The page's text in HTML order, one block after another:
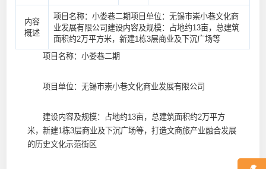
内容
概述
项目名称：小娄巷二期项目单位：无锡市崇小巷文化商
业发展有限公司建设内容及规模：占地约13亩，总建筑
面积约2万平方米，新建1栋3层商业及下沉广场等
项目名称：小娄巷二期
项目单位：无锡市崇小巷文化商业发展有限公司
建设内容及规模：占地约13亩，总建筑面积约2万平方
米，新建1栋3层商业及下沉广场等，打造文商旅产业融合发展
的历史文化示范街区